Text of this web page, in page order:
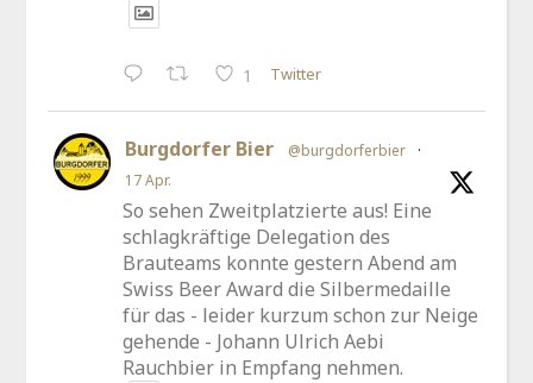
1 Twitter
Burgdorfer Bier @burgdorferbier
·
17 Apr.
So sehen Zweitplatzierte aus! Eine
schlagkräftige Delegation des
Brauteams konnte gestern Abend am
Swiss Beer Award die Silbermedaille
für das - leider kurzum schon zur Neige
gehende - Johann Ulrich Aebi
Rauchbier in Empfang nehmen.